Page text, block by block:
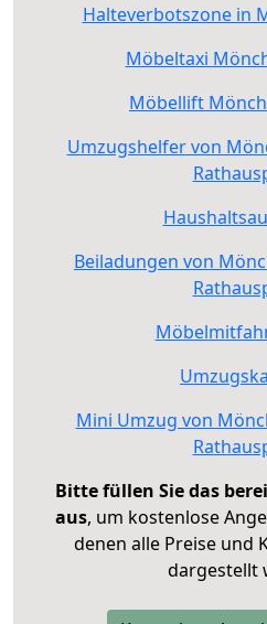
Halteverbotszone in
Möbeltaxi
Möbellift
Umzugshelfer von
Beiladungen von
Mini Umzug von
Bitte füllen Sie das
aus, um kostenlose
denen alle Preise und
dargestellt